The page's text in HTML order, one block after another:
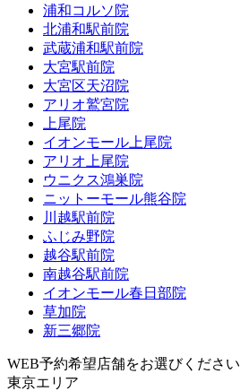
浦和コルソ院
北浦和駅前院
武蔵浦和駅前院
大宮駅前院
大宮区天沼院
アリオ鷲宮院
上尾院
イオンモール上尾院
アリオ上尾院
ウニクス鴻巣院
ニットーモール熊谷院
川越駅前院
ふじみ野院
越谷駅前院
南越谷駅前院
イオンモール春日部院
草加院
新三郷院
WEB予約希望店舗をお選びください
東京エリア